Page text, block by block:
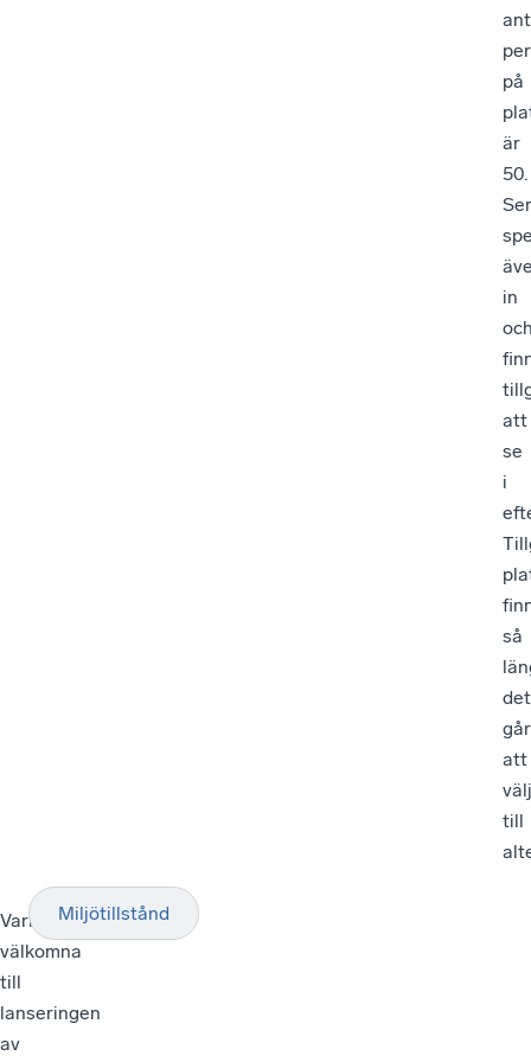
på
är
50.
in
att
se
i
så
det
går
att
till
Varmt
välkomna
till
lanseringen
av
Miljötillstånd